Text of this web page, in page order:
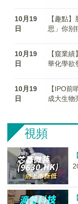
10月19
日
【趣點
思」你别
10月19
日
【窺業
華化學欲
10月19
日
【IPO前
成大生物
視頻